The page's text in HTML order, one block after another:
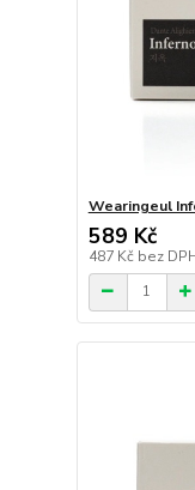
Wearingeul
589 Kč
487 Kč bez